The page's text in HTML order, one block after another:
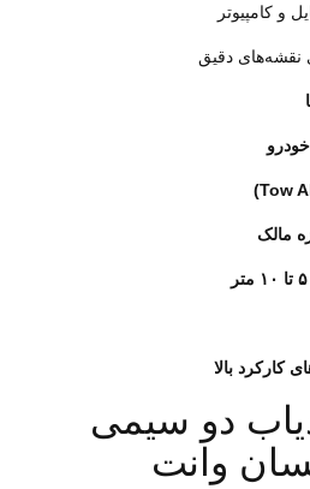
و کامپیوتر
نقشه‌های دقیق
مالک
کارکرد بالا
دو سیمی